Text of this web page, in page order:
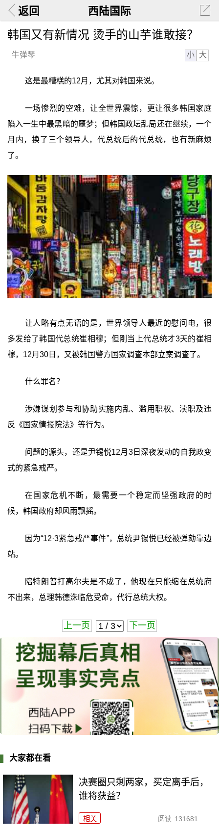
返回 西陆国际
韩国又有新情况 烫手的山芋谁敢接？
牛弹琴 小 大
这是最糟糕的12月，尤其对韩国来说。
一场惨烈的空难，让全世界震惊，更让很多韩国家庭
陷入一生中最黑暗的噩梦；但韩国政坛乱局还在继续，一个
月内，换了三个领导人，代总统后的代总统，也有新麻烦
了。
让人略有点无语的是，世界领导人最近的慰问电，很
多发给了韩国代总统崔相穆；但刚当上代总统才3天的崔相
穆，12月30日，又被韩国警方国家调查本部立案调查了。
什么罪名？
涉嫌谋划参与和协助实施内乱、滥用职权、渎职及违
反《国家情报院法》等行为。
问题的源头，还是尹锡悦12月3日深夜发动的自我政变
式的紧急戒严。
在国家危机不断，最需要一个稳定而坚强政府的时
候，韩国政府却风雨飘摇。
因为“12·3紧急戒严事件”，总统尹锡悦已经被弹劾靠边
站。
陪特朗普打高尔夫是不成了，他现在只能缩在总统府
不出来，总理韩德洙临危受命，代行总统大权。
上一页 下一页
大家都在看
决赛圈只剩两家，买定离手后，
谁将获益？
相关 阅读 131681